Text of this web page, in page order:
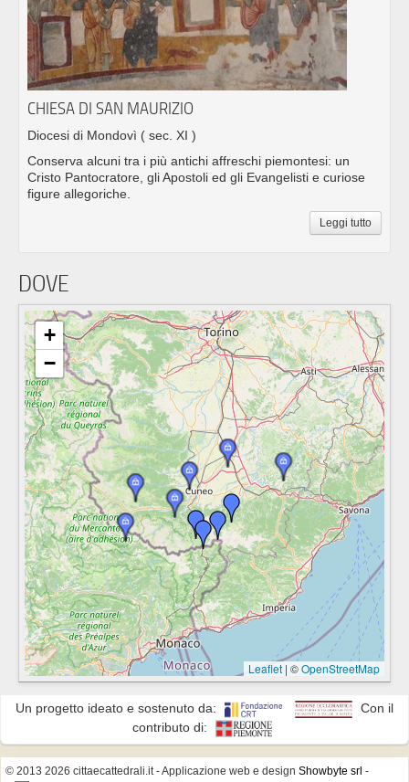
CHIESA DI SAN MAURIZIO
Diocesi di Mondovì ( sec. XI )
Conserva alcuni tra i più antichi affreschi piemontesi: un
Cristo Pantocratore, gli Apostoli ed gli Evangelisti e curiose
figure allegoriche.
Leggi tutto
DOVE
+
−
Leaflet | ©OpenStreetMap
Un progetto ideato e sostenuto da:
Con il
contributo di:
© 2013 2026 cittaecattedrali.it- Applicazione web e design Showbyte srl -